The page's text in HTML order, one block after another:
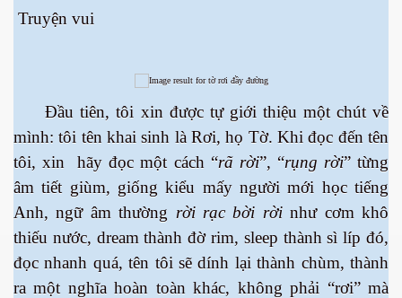
Truyện vui
Đầu tiên, tôi xin được tự giới thiệu một chút về
mình: tôi tên khai sinh là Rơi, họ Tờ. Khi đọc đến tên
tôi, xin hãy đọc một cách “rã rời”, “rụng rời” từng
âm tiết giùm, giống kiểu mấy người mới học tiếng
Anh, ngữ âm thường rời rạc bời rờinhư cơm khô
thiếu nước, dream thành đờ rim, sleep thành sì líp đó,
đọc nhanh quá, tên tôi sẽ dính lại thành chùm, thành
ra một nghĩa hoàn toàn khác, không phải “rơi” mà